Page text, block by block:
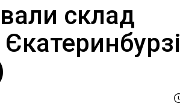
склад